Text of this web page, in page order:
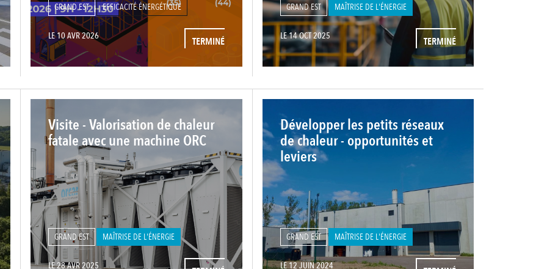
GRAND EST EFFICACITÉ ÉNERGÉTIQUE
LE 10 AVR 2026 TERMINÉ
GRAND EST MAÎTRISE DE L'ÉNERGIE
LE 14 OCT 2025 TERMINÉ
Visite - Valorisation de chaleur
fatale avec une machine ORC
GRAND EST MAÎTRISE DE L'ÉNERGIE
LE 28 AVR 2025
Développer les petits réseaux
de chaleur - opportunités et
leviers
GRAND EST MAÎTRISE DE L'ÉNERGIE
LE 12 JUIN 2024